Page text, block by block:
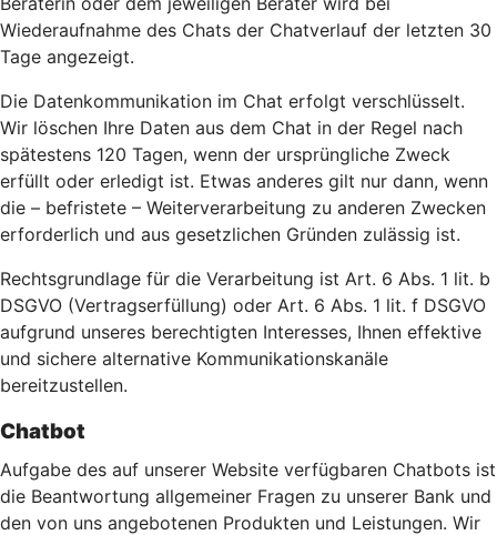
Wiederaufnahme des Chats der Chatverlauf der letzten 30
Tage angezeigt.
Die Datenkommunikation im Chat erfolgt verschlüsselt.
Wir löschen Ihre Daten aus dem Chat in der Regel nach
spätestens 120 Tagen, wenn der ursprüngliche Zweck
erfüllt oder erledigt ist. Etwas anderes gilt nur dann, wenn
die – befristete – Weiterverarbeitung zu anderen Zwecken
erforderlich und aus gesetzlichen Gründen zulässig ist.
Rechtsgrundlage für die Verarbeitung ist Art. 6 Abs. 1 lit. b
DSGVO (Vertragserfüllung) oder Art. 6 Abs. 1 lit. f DSGVO
aufgrund unseres berechtigten Interesses, Ihnen effektive
und sichere alternative Kommunikationskanäle
bereitzustellen.
Chatbot
Aufgabe des auf unserer Website verfügbaren Chatbots ist
die Beantwortung allgemeiner Fragen zu unserer Bank und
den von uns angebotenen Produkten und Leistungen. Wir